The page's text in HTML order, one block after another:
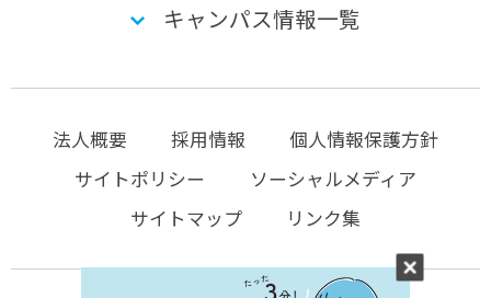
キャンパス情報一覧
法人概要 採用情報
個人情報保護方針
サイトポリシー
ソーシャルメディア
サイトマップ
リンク集